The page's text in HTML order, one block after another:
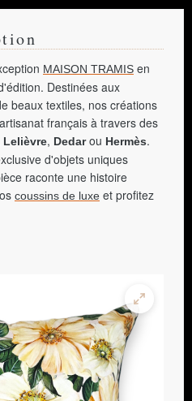
MAISON TRAMIS en
Destinées aux
beaux textiles, nos créations
français à travers des
Lelièvre, Dedarou Hermès.
d'objets uniques
raconte une histoire
coussins de luxe et profitez